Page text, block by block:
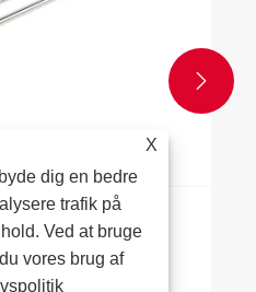
med PEX?

X
dig en bedre
trafik på
Ved at bruge
vores brug af